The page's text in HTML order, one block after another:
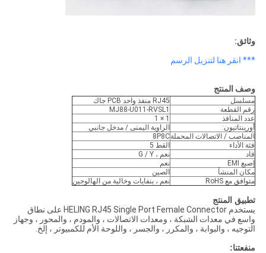
وثائق:
*** انقر هنا لتنزيل الرسم
وصف المنتج
مسلسل
RJ45 منفذ واحد PCB جاك
رقم القطعة
MJ88-U011-RVSL1
عدد المنافذ
1 × 1
أورينتاتيون:
الزاوية اليمنى / مدخل جانبي
المناصب / الاتصالات المحملة8P8C
فئة الأداء
القط 5
قاد
نعم ، G / Y
إصبع EMI
نعم
مكان المنشأ
الصين
متوافق مع RoHS
نعم ، بنفايات وخالية من الهالوجين
تطبيق المنتج
يستخدم HELING RJ45 Single Port Female Connector على نطاق
واسع في معدات الشبكة ، ومعدات الاتصالات ، والمودم ، والمحور ، وجهاز
التوجيه ، والبوابة ، والمكرر ، والجسر ، واللوحة الأم للكمبيوتر ، إلخ.
منفعتنا: